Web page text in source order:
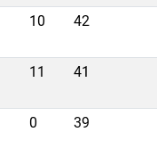
10 42
11 41
0 39